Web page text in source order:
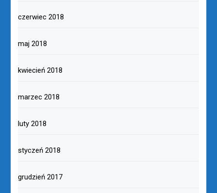
czerwiec 2018
maj 2018
kwiecień 2018
marzec 2018
luty 2018
styczeń 2018
grudzień 2017